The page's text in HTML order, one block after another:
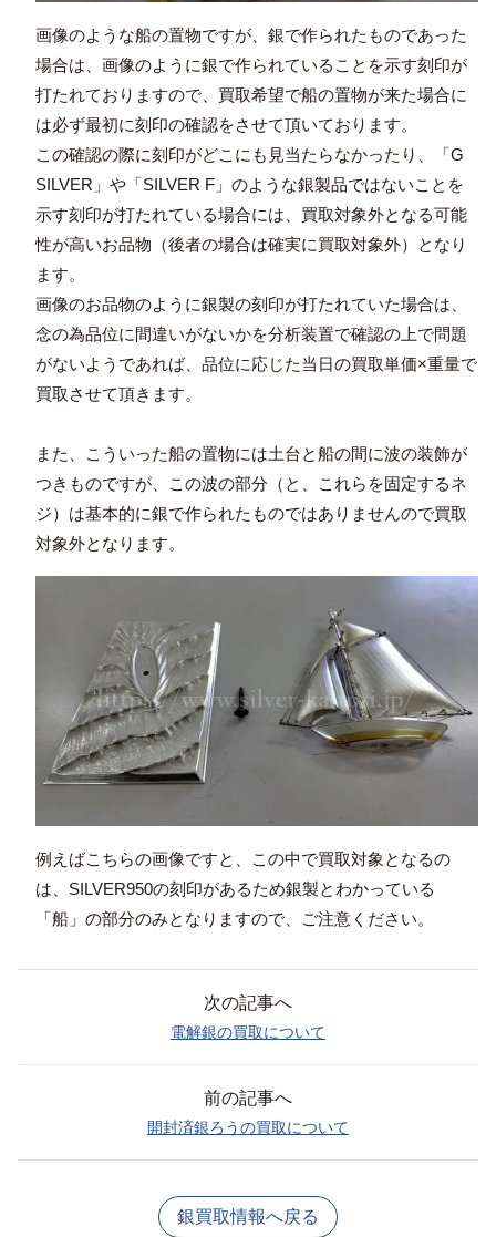
画像のような船の置物ですが、銀で作られたものであった
場合は、画像のように銀で作られていることを示す刻印が
打たれておりますので、買取希望で船の置物が来た場合に
は必ず最初に刻印の確認をさせて頂いております。
この確認の際に刻印がどこにも見当たらなかったり、「G
SILVER」や「SILVER F」のような銀製品ではないことを
示す刻印が打たれている場合には、買取対象外となる可能
性が高いお品物（後者の場合は確実に買取対象外）となり
ます。
画像のお品物のように銀製の刻印が打たれていた場合は、
念の為品位に間違いがないかを分析装置で確認の上で問題
がないようであれば、品位に応じた当日の買取単価×重量で
買取させて頂きます。
また、こういった船の置物には土台と船の間に波の装飾が
つきものですが、この波の部分（と、これらを固定するネ
ジ）は基本的に銀で作られたものではありませんので買取
対象外となります。
例えばこちらの画像ですと、この中で買取対象となるの
は、SILVER950の刻印があるため銀製とわかっている
「船」の部分のみとなりますので、ご注意ください。
次の記事へ
電解銀の買取について
前の記事へ
開封済銀ろうの買取について
銀買取情報へ戻る